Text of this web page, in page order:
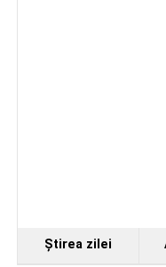
Ştirea zilei